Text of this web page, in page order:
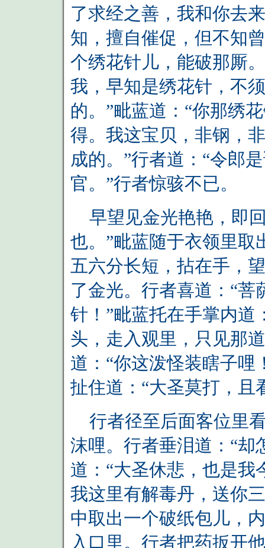
了求经之善，我和你去
知，擅自催促，但不知
个绣花针儿，能破那厮
我，早知是绣花针，不
的。”毗蓝道：“你那绣
得。我这宝贝，非钢，
成的。”行者道：“令郎
官。”行者惊骇不已。
早望见金光艳艳，即
也。”毗蓝随于衣领里取
五六分长短，拈在手，
了金光。行者喜道：“
针！”毗蓝托在手掌内道
头，走入观里，只见那
道：“你这泼怪装瞎子哩
扯住道：“大圣莫打，且
行者径至后面客位里
沫哩。行者垂泪道：“却
道：“大圣休悲，也是
我这里有解毒丹，送你
中取出一个破纸包儿，
入口里。行者把药扳开